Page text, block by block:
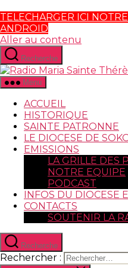
TELECHARGER ICI
ANDROID
Aller au contenu
Recherche
Menu
ACCUEIL
HISTORIQUE
SAINTE PATRONNE
LE DIOCESE DE
EMISSIONS
LA GRILLE DES
NOTRE EQUIPE
PODCAST
INFOS DU DIOCESE
CONTACTS
SOUTENIR LA
Recherche
Rechercher :